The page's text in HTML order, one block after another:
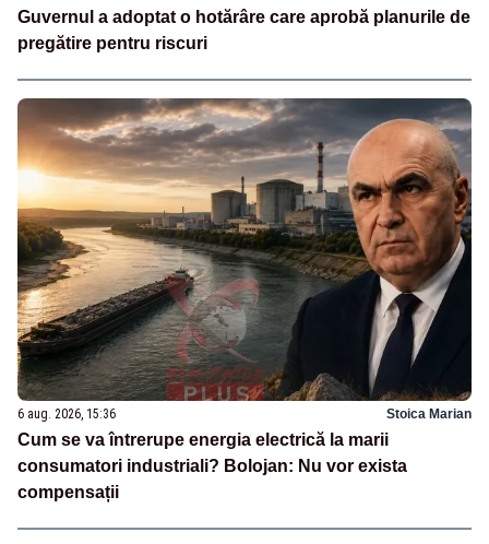
Guvernul a adoptat o hotărâre care aprobă planurile de
pregătire pentru riscuri
6 aug. 2026, 15:36 Stoica Marian
Cum se va întrerupe energia electrică la marii
consumatori industriali? Bolojan: Nu vor exista
compensații